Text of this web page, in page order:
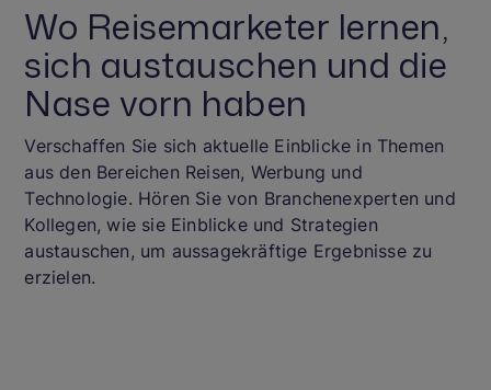
Wo Reisemarketer lernen,
sich austauschen und die
Nase vorn haben
Verschaffen Sie sich aktuelle Einblicke in Themen
aus den Bereichen Reisen, Werbung und
Technologie. Hören Sie von Branchenexperten und
Kollegen, wie sie Einblicke und Strategien
austauschen, um aussagekräftige Ergebnisse zu
erzielen.